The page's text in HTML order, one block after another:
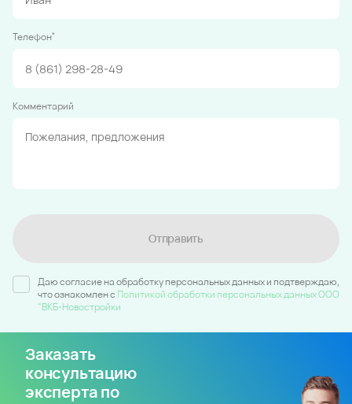
Телефон*
Комментарий
Отправить
Даю согласие на обработку персональных данных и подтверждаю,
что ознакомлен c Политикой обработки персональных данных ООО
"ВКБ-Новостройки
Заказать
консультацию
эксперта по